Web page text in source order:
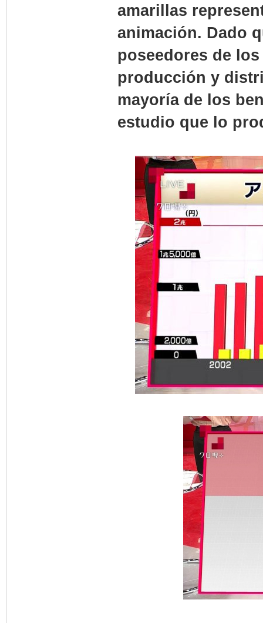
amarillas
animación. Dado
poseedores de
producción y
mayoría de los
estudio que lo